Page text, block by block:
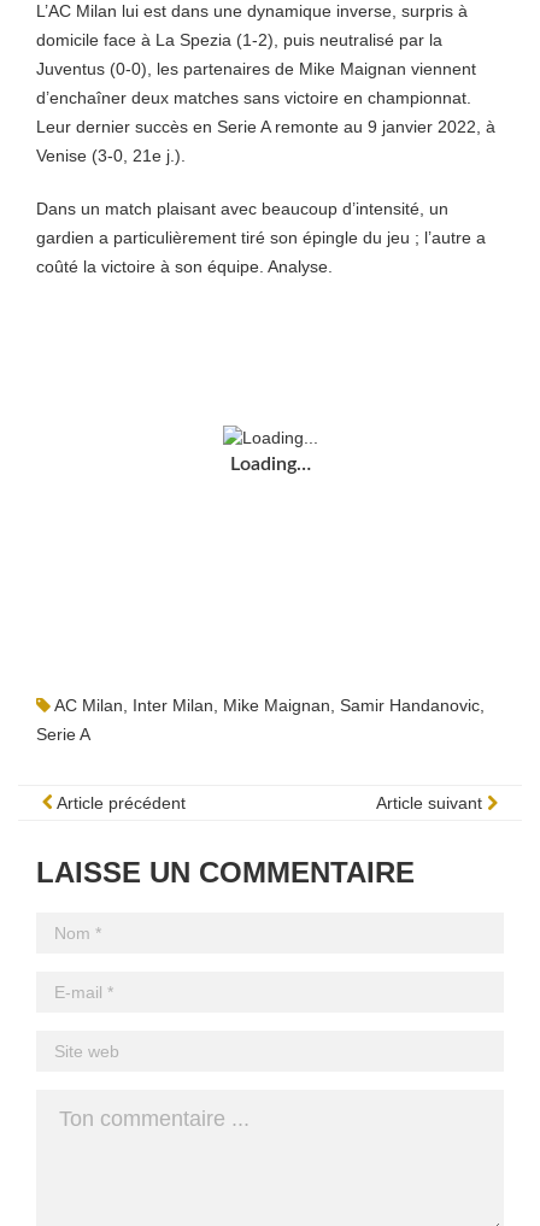
L’AC Milan lui est dans une dynamique inverse, surpris à
domicile face à La Spezia (1-2), puis neutralisé par la
Juventus (0-0), les partenaires de Mike Maignan viennent
d’enchaîner deux matches sans victoire en championnat.
Leur dernier succès en Serie A remonte au 9 janvier 2022, à
Venise (3-0, 21e j.).
Dans un match plaisant avec beaucoup d’intensité, un
gardien a particulièrement tiré son épingle du jeu ; l’autre a
coûté la victoire à son équipe. Analyse.
Loading…
AC Milan Inter Milan Mike Maignan Samir Handanovic
Serie A
Article précédent Article suivant
LAISSE UN COMMENTAIRE